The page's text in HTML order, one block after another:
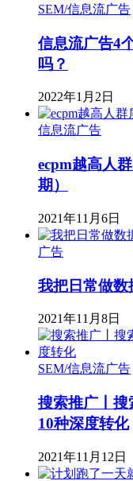
SEM/信息流广告
信息流广告4
吗？
2022年1月2日
信息流广告
ecpm越高人
期）
2021年11月6日
广告
我把日常做
2021年11月8日
SEM/信息流广告
搜索推广丨搜
10种深度转化
2021年11月12日